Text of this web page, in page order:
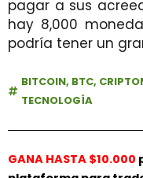
pagar a sus
hay 8,000
podría tener un
BITCOIN, BTC,
TECNOLOGÍA
GANA HASTA $10.000